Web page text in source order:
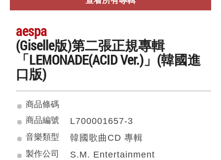
aespa
(Giselle版)第二張正規專輯
「LEMONADE(ACID Ver.)」(韓國進
口版)
商品條碼
商品編號
L700001657-3
音樂類型 韓國歌曲CD 專輯
製作公司 S.M. Entertainment